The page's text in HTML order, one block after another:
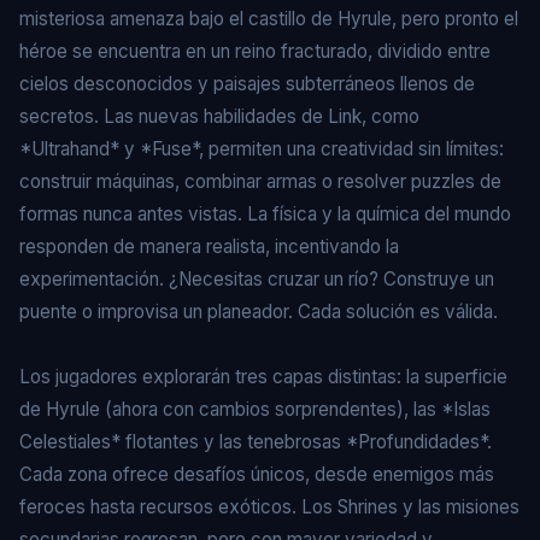
misteriosa amenaza bajo el castillo de Hyrule, pero pronto el
héroe se encuentra en un reino fracturado, dividido entre
cielos desconocidos y paisajes subterráneos llenos de
secretos. Las nuevas habilidades de Link, como
*Ultrahand* y *Fuse*, permiten una creatividad sin límites:
construir máquinas, combinar armas o resolver puzzles de
formas nunca antes vistas. La física y la química del mundo
responden de manera realista, incentivando la
experimentación. ¿Necesitas cruzar un río? Construye un
puente o improvisa un planeador. Cada solución es válida.
Los jugadores explorarán tres capas distintas: la superficie
de Hyrule (ahora con cambios sorprendentes), las *Islas
Celestiales* flotantes y las tenebrosas *Profundidades*.
Cada zona ofrece desafíos únicos, desde enemigos más
feroces hasta recursos exóticos. Los Shrines y las misiones